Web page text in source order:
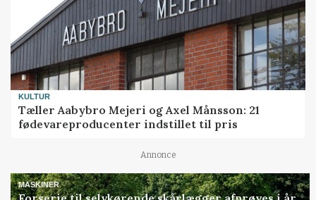
KULTUR
Tæller Aabybro Mejeri og Axel Månsson: 21
fødevareproducenter indstillet til pris
Annonce
MASKINER